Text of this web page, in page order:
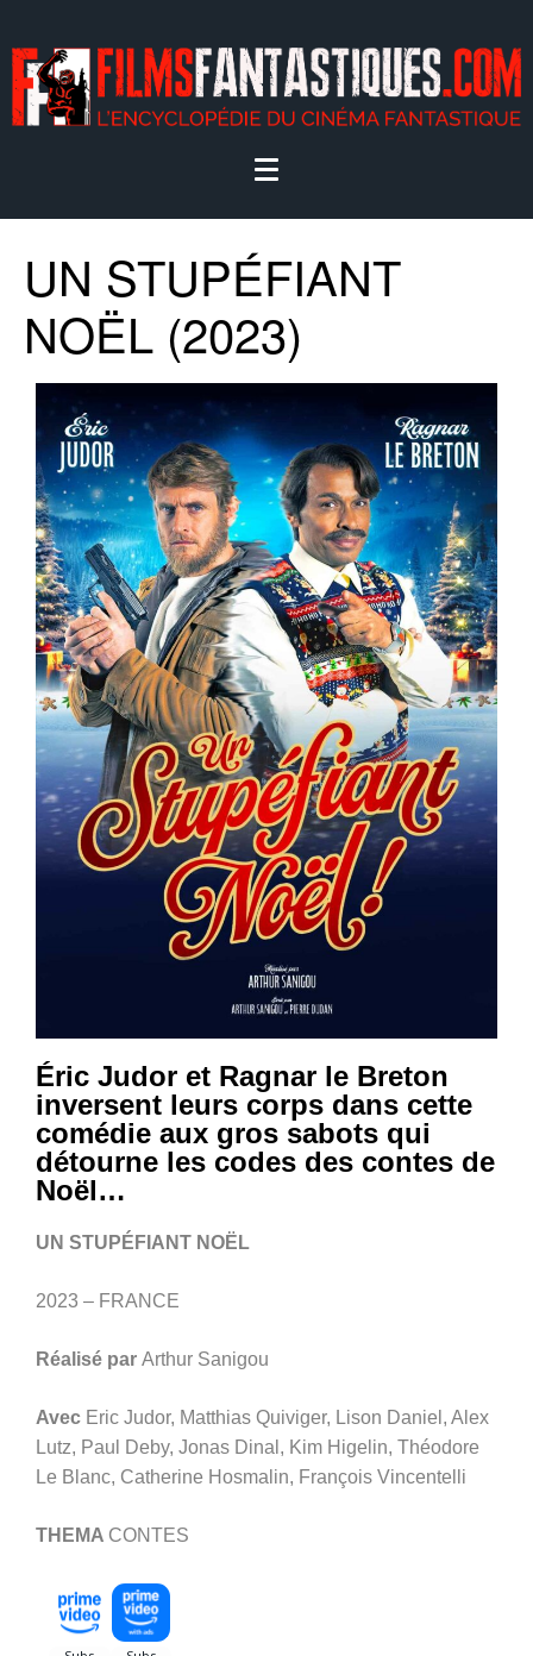
UN STUPÉFIANT
NOËL (2023)
Éric Judor et Ragnar le Breton
inversent leurs corps dans cette
comédie aux gros sabots qui
détourne les codes des contes de
Noël…
UN STUPÉFIANT NOËL
2023 – FRANCE
Réalisé par Arthur Sanigou
Avec Eric Judor, Matthias Quiviger, Lison Daniel, Alex
Lutz, Paul Deby, Jonas Dinal, Kim Higelin, Théodore
Le Blanc, Catherine Hosmalin, François Vincentelli
THEMA CONTES